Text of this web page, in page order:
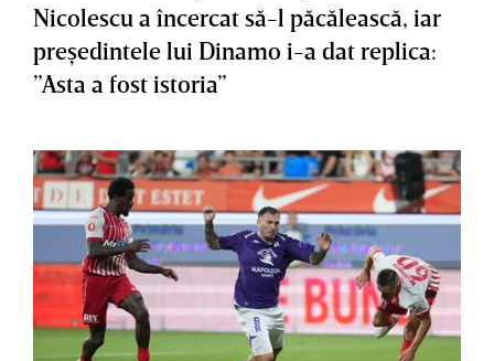
Nicolescu a încercat să-l păcălească, iar
preşedintele lui Dinamo i-a dat replica:
”Asta a fost istoria”